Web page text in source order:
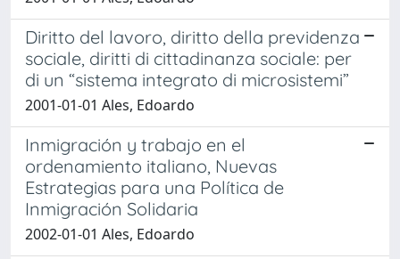
Diritto del lavoro, diritto della previdenza
sociale, diritti di cittadinanza sociale: per
di un “sistema integrato di microsistemi”
2001-01-01 Ales, Edoardo
Inmigración y trabajo en el
ordenamiento italiano, Nuevas
Estrategias para una Política de
Inmigración Solidaria
2002-01-01 Ales, Edoardo